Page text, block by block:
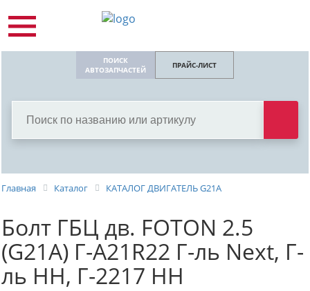
ПОИСК
АВТОЗАПЧАСТЕЙ
ПРАЙС-ЛИСТ
Главная Каталог КАТАЛОГ ДВИГАТЕЛЬ G21A
Болт ГБЦ дв. FOTON 2.5
(G21A) Г-А21R22 Г-ль Next, Г-
ль НН, Г-2217 НН